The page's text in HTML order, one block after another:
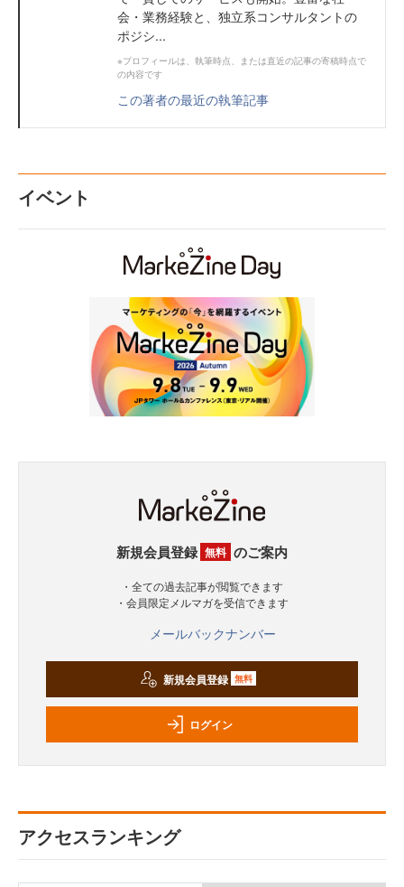
会・業務経験と、独立系コンサルタントの
ポジシ...
※プロフィールは、執筆時点、または直近の記事の寄稿時点で
の内容です
この著者の最近の執筆記事
イベント
新規会員登録 無料 のご案内
・全ての過去記事が閲覧できます
・会員限定メルマガを受信できます
メールバックナンバー
新規会員登録 無料
ログイン
アクセスランキング